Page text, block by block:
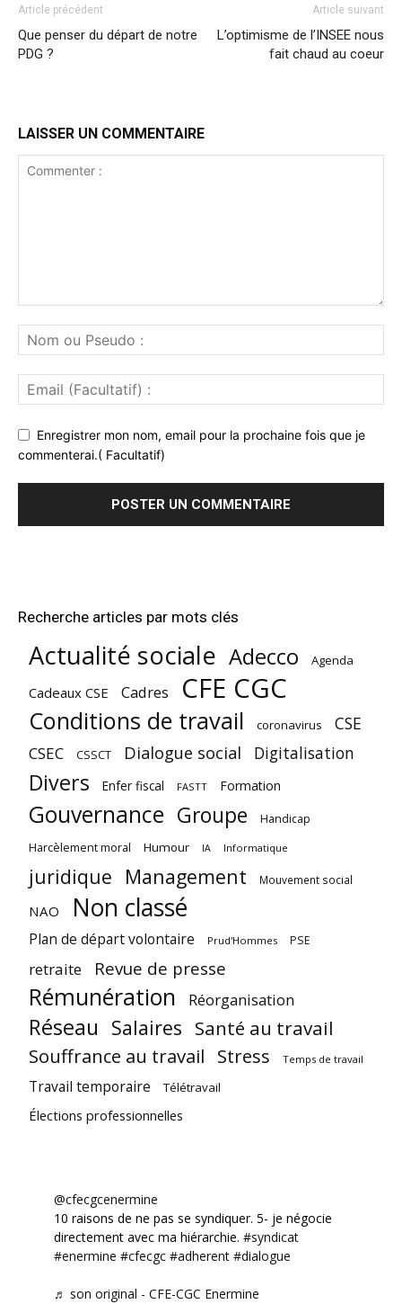
Article précédent
Que penser du départ de notre
PDG ?
Article suivant
L’optimisme de l’INSEE nous
fait chaud au coeur
LAISSER UN COMMENTAIRE
Enregistrer mon nom, email pour la prochaine fois que je
commenterai.( Facultatif)
Recherche articles par mots clés
Actualité sociale Adecco Agenda
Cadeaux CSE Cadres CFE CGC
Conditions de travail coronavirus CSE
CSEC CSSCT Dialogue social Digitalisation
Divers Enfer fiscal FASTT Formation
Gouvernance Groupe Handicap
Harcèlement moral Humour IA Informatique
juridique Management Mouvement social
NAO Non classé
Plan de départ volontaire Prud'Hommes PSE
retraite Revue de presse
Rémunération Réorganisation
Réseau Salaires Santé au travail
Souffrance au travail Stress Temps de travail
Travail temporaire Télétravail
Élections professionnelles
@cfecgcenermine
10 raisons de ne pas se syndiquer. 5- je négocie
directement avec ma hiérarchie. #syndicat
#enermine #cfecgc #adherent #dialogue
♬ son original - CFE-CGC Enermine